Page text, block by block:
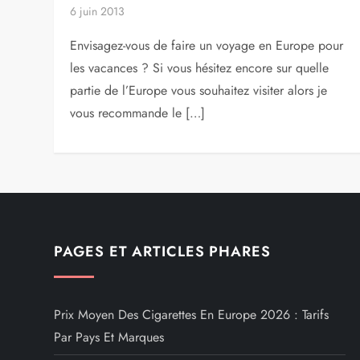
6 juin 2013
Envisagez-vous de faire un voyage en Europe pour
les vacances ? Si vous hésitez encore sur quelle
partie de l’Europe vous souhaitez visiter alors je
vous recommande le […]
PAGES ET ARTICLES PHARES
Prix Moyen Des Cigarettes En Europe 2026 : Tarifs
Par Pays Et Marques